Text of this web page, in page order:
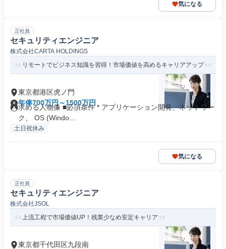
気になる
正社員
セキュリティエンジニア
株式会社CARTA HOLDINGS
リモートでビジネス知識を習得！市場価値を高めるキャリアアップ
東京都港区虎ノ門
年俸700万円～1500万円
求める人物像 ■必須条件 * アプリケーション開発、ネットワー
ク、 OS (Windo...
土日祝休み
気になる
正社員
セキュリティエンジニア
株式会社JSOL
上流工程で市場価値UP！残業少なめ安定キャリア
東京都千代田区九段南